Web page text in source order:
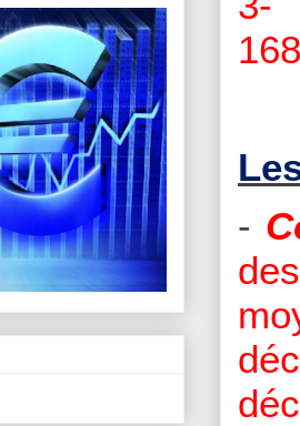
-